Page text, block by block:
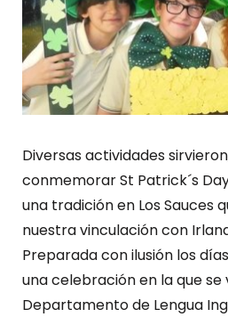
Diversas actividades
conmemorar St Patrick´s
una tradición en Los Sauces
nuestra vinculación con
Preparada con ilusión los
una celebración en la que se
Departamento de Lengua